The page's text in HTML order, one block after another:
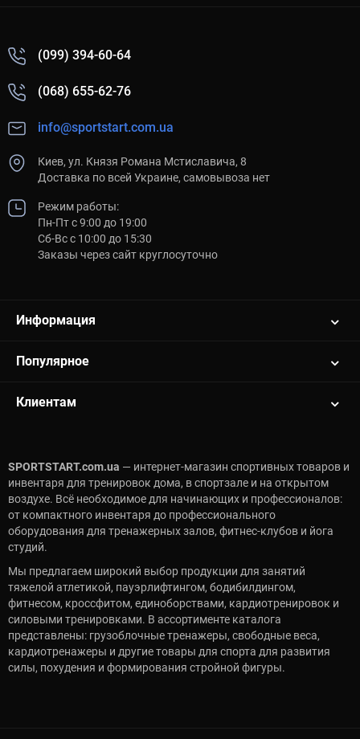
(099) 394-60-64
(068) 655-62-76
info@sportstart.com.ua
Киев, ул. Князя Романа Мстиславича, 8
Доставка по всей Украине, самовывоза нет
Режим работы:
Пн-Пт с 9:00 до 19:00
Сб-Вс с 10:00 до 15:30
Заказы через сайт круглосуточно
Информация
Популярное
Клиентам
SPORTSTART.com.ua — интернет-магазин спортивных товаров и
инвентаря для тренировок дома, в спортзале и на открытом
воздухе. Всё необходимое для начинающих и профессионалов:
от компактного инвентаря до профессионального
оборудования для тренажерных залов, фитнес-клубов и йога
студий.
Мы предлагаем широкий выбор продукции для занятий
тяжелой атлетикой, пауэрлифтингом, бодибилдингом,
фитнесом, кроссфитом, единоборствами, кардиотренировок и
силовыми тренировками. В ассортименте каталога
представлены: грузоблочные тренажеры, свободные веса,
кардиотренажеры и другие товары для спорта для развития
силы, похудения и формирования стройной фигуры.